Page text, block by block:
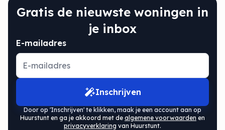
Gratis de nieuwste woningen in
je inbox
E-mailadres
Inschrijven
Door op 'Inschrijven' te klikken, maak je een account aan op
Huurstunt en ga je akkoord met de algemene voorwaarden en
privacyverklaring van Huurstunt.